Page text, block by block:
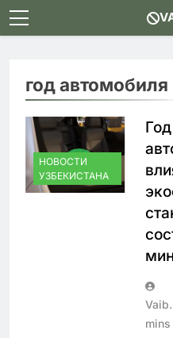
Skip
to
год автомобиля
НОВОСТИ
УЗБЕКИСТАНА
mins